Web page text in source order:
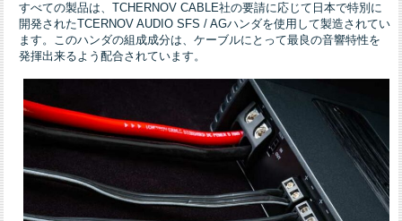
すべての製品は、TCHERNOV CABLE社の要請に応じて日本で特別に
開発されたTCERNOV AUDIO SFS / AGハンダを使用して製造されてい
ます。このハンダの組成成分は、ケーブルにとって最良の音響特性を
発揮出来るよう配合されています。